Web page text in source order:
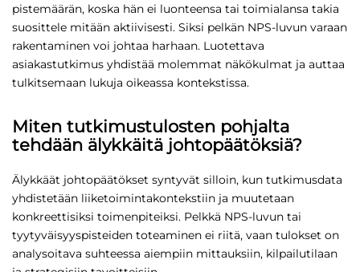
pistemäärän, koska hän ei luonteensa tai toimialansa takia
suosittele mitään aktiivisesti. Siksi pelkän NPS-luvun varaan
rakentaminen voi johtaa harhaan. Luotettava
asiakastutkimus yhdistää molemmat näkökulmat ja auttaa
tulkitsemaan lukuja oikeassa kontekstissa.
Miten tutkimustulosten pohjalta
tehdään älykkäitä johtopäätöksiä?
Älykkäät johtopäätökset syntyvät silloin, kun tutkimusdata
yhdistetään liiketoimintakontekstiin ja muutetaan
konkreettisiksi toimenpiteiksi. Pelkkä NPS-luvun tai
tyytyväisyyspisteiden toteaminen ei riitä, vaan tulokset on
analysoitava suhteessa aiempiin mittauksiin, kilpailutilaan